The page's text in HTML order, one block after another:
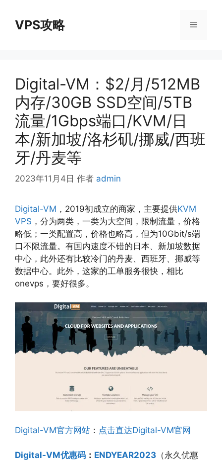
VPS攻略 菜
Digital-VM：$2/月/512MB
内存/30GB SSD空间/5TB
流量/1Gbps端口/KVM/日
本/新加坡/洛杉矶/挪威/西班
牙/丹麦等
2023年11月4日 作者 admin
Digital-VM ，2019初成立的商家，主要提供KVM
VPS ，分为两类，一类为大空间，限制流量，价格
略低；一类配置高，价格也略高，但为10Gbit/s端
口不限流量。有国内速度不错的日本、新加坡数据
中心，此外还有比较冷门的丹麦、西班牙、挪威等
数据中心。此外，这家的工单服务很快，相比
onevps，要好很多。
Digital-VM官方网站 ： 点击直达Digital-VM官网
Digital-VM优惠码 ： ENDYEAR2023 （永久优惠